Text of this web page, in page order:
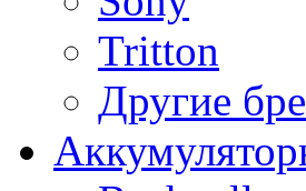
Tritton
Другие